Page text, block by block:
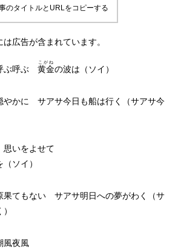
のタイトルとURLをコピーする
広告が含まれています。
ぶ呼ぶ 黄金
こがね
の波は（ソイ）
やかに サアサ今日も船は行く（サアサ今
いをよせて
ソイ）
果てもない サアサ明日への夢がわく（サ
風夜風